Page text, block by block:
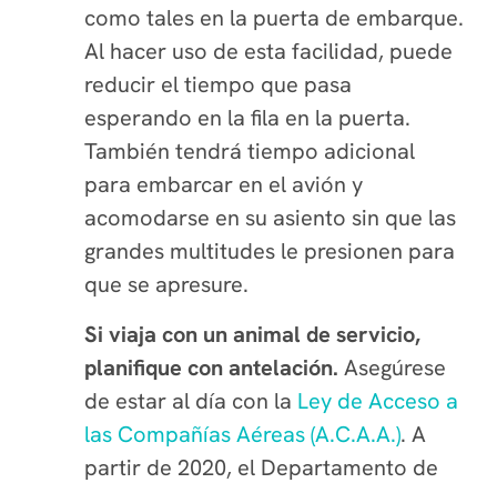
como tales en la puerta de embarque.
Al hacer uso de esta facilidad, puede
reducir el tiempo que pasa
esperando en la fila en la puerta.
También tendrá tiempo adicional
para embarcar en el avión y
acomodarse en su asiento sin que las
grandes multitudes le presionen para
que se apresure.
Si viaja con un animal de servicio,
planifique con antelación. Asegúrese
de estar al día con la Ley de Acceso a
las Compañías Aéreas (A.C.A.A.). A
partir de 2020, el Departamento de